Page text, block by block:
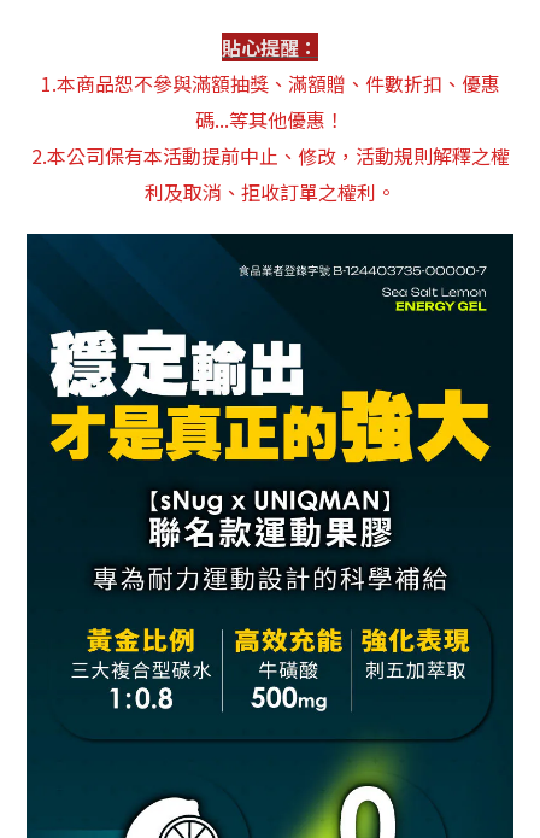
貼心提醒：
1.本商品恕不參與滿額抽獎、滿額贈、件數折扣、優惠
碼...等其他優惠！
2.本公司保有本活動提前中止、修改，活動規則解釋之權
利及取消、拒收訂單之權利。